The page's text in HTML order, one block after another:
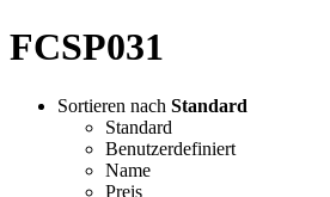
FCSP031
Sortieren nach Standard
Standard
Benutzerdefiniert
Name
Preis